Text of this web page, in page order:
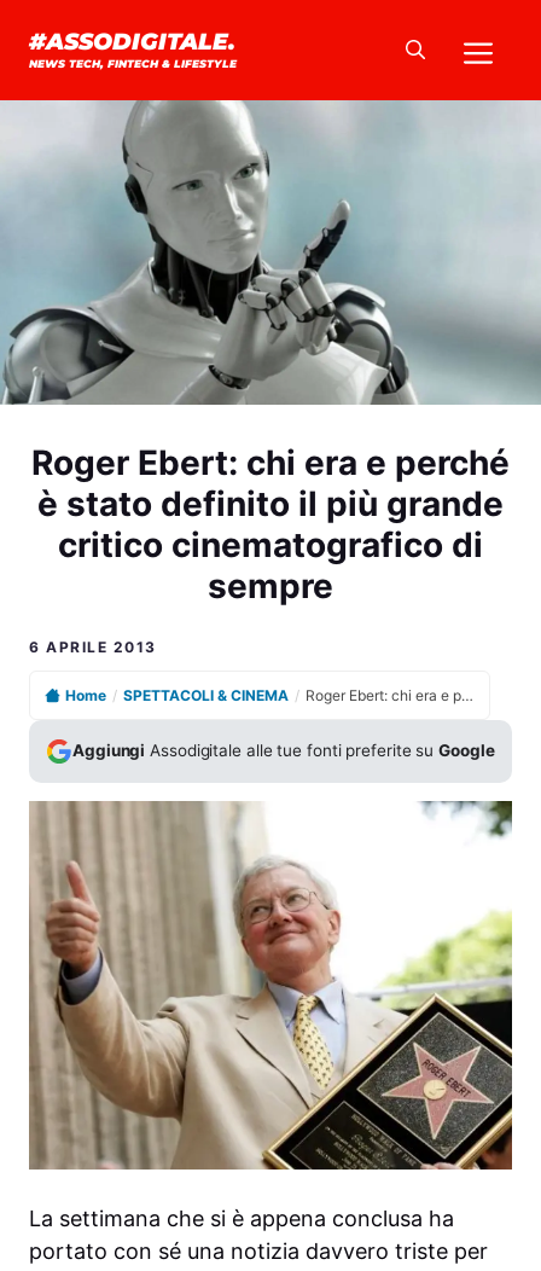
#ASSODIGITALE.
NEWS TECH, FINTECH & LIFESTYLE
Roger Ebert: chi era e perché
è stato definito il più grande
critico cinematografico di
sempre
6 APRILE 2013
Home / SPETTACOLI & CINEMA / Roger Ebert: chi era e perché è stato definito il più grande critico cinematografico di sempre
Aggiungi Assodigitale alle tue fonti preferite suGoogle
La settimana che si è appena conclusa ha
portato con sé una notizia davvero triste per